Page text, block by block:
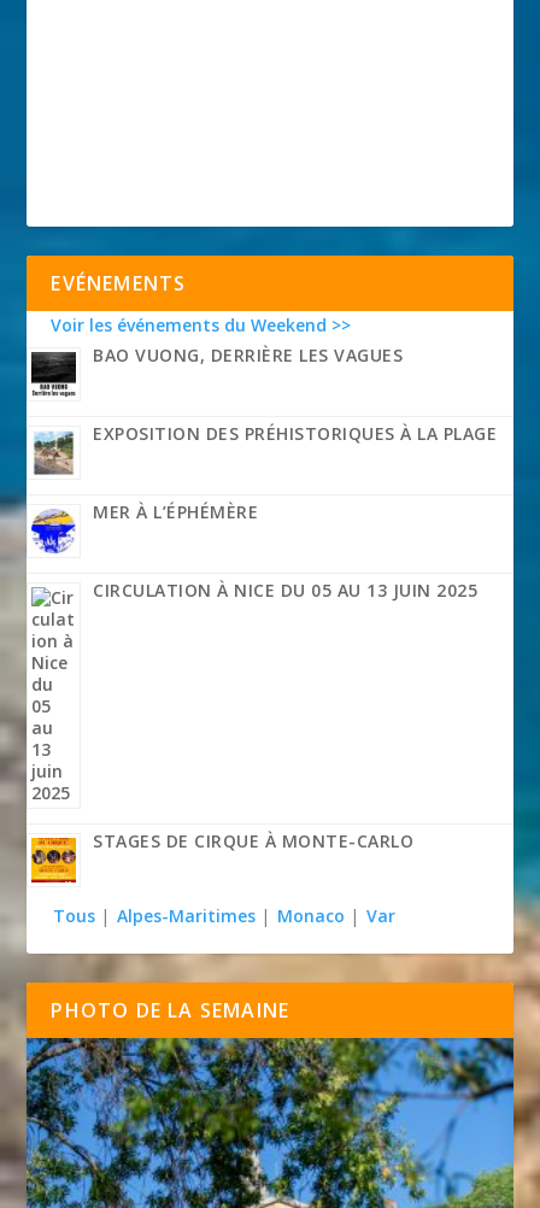
EVÉNEMENTS
Voir les événements du Weekend >>
BAO VUONG, DERRIÈRE LES VAGUES
EXPOSITION DES PRÉHISTORIQUES À LA PLAGE
MER À L’ÉPHÉMÈRE
CIRCULATION À NICE DU 05 AU 13 JUIN 2025
STAGES DE CIRQUE À MONTE-CARLO
Tous | Alpes-Maritimes | Monaco | Var
PHOTO DE LA SEMAINE